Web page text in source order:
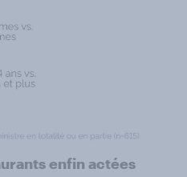
enfin actées